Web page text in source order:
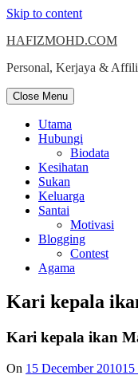
Skip to content
HAFIZMOHD.COM
Personal, Kerjaya &
Close Menu
Utama
Hubungi
Biodata
Kesihatan
Sukan
Keluarga
Santai
Motivasi
Blogging
Contest
Agama
Kari kepala
Kari kepala ikan
On 15 December 201015